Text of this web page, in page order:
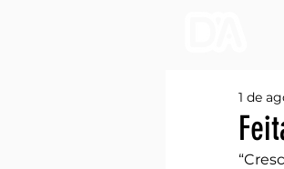
1 de